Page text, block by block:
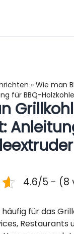
» Wie man
für BBQ-
4.6/5 - (8
für das
Restaurants